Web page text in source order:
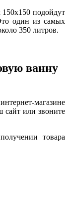
подойдут
один из самых
350 литров.
ванну
магазине
сайт или звоните
товара